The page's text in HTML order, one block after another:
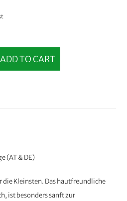
die Kleinsten. Das hautfreundliche
ist besonders sanft zur
(AT & DE)
ADD TO CART